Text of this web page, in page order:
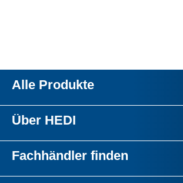
Alle Produkte
Über HEDI
Fachhändler finden